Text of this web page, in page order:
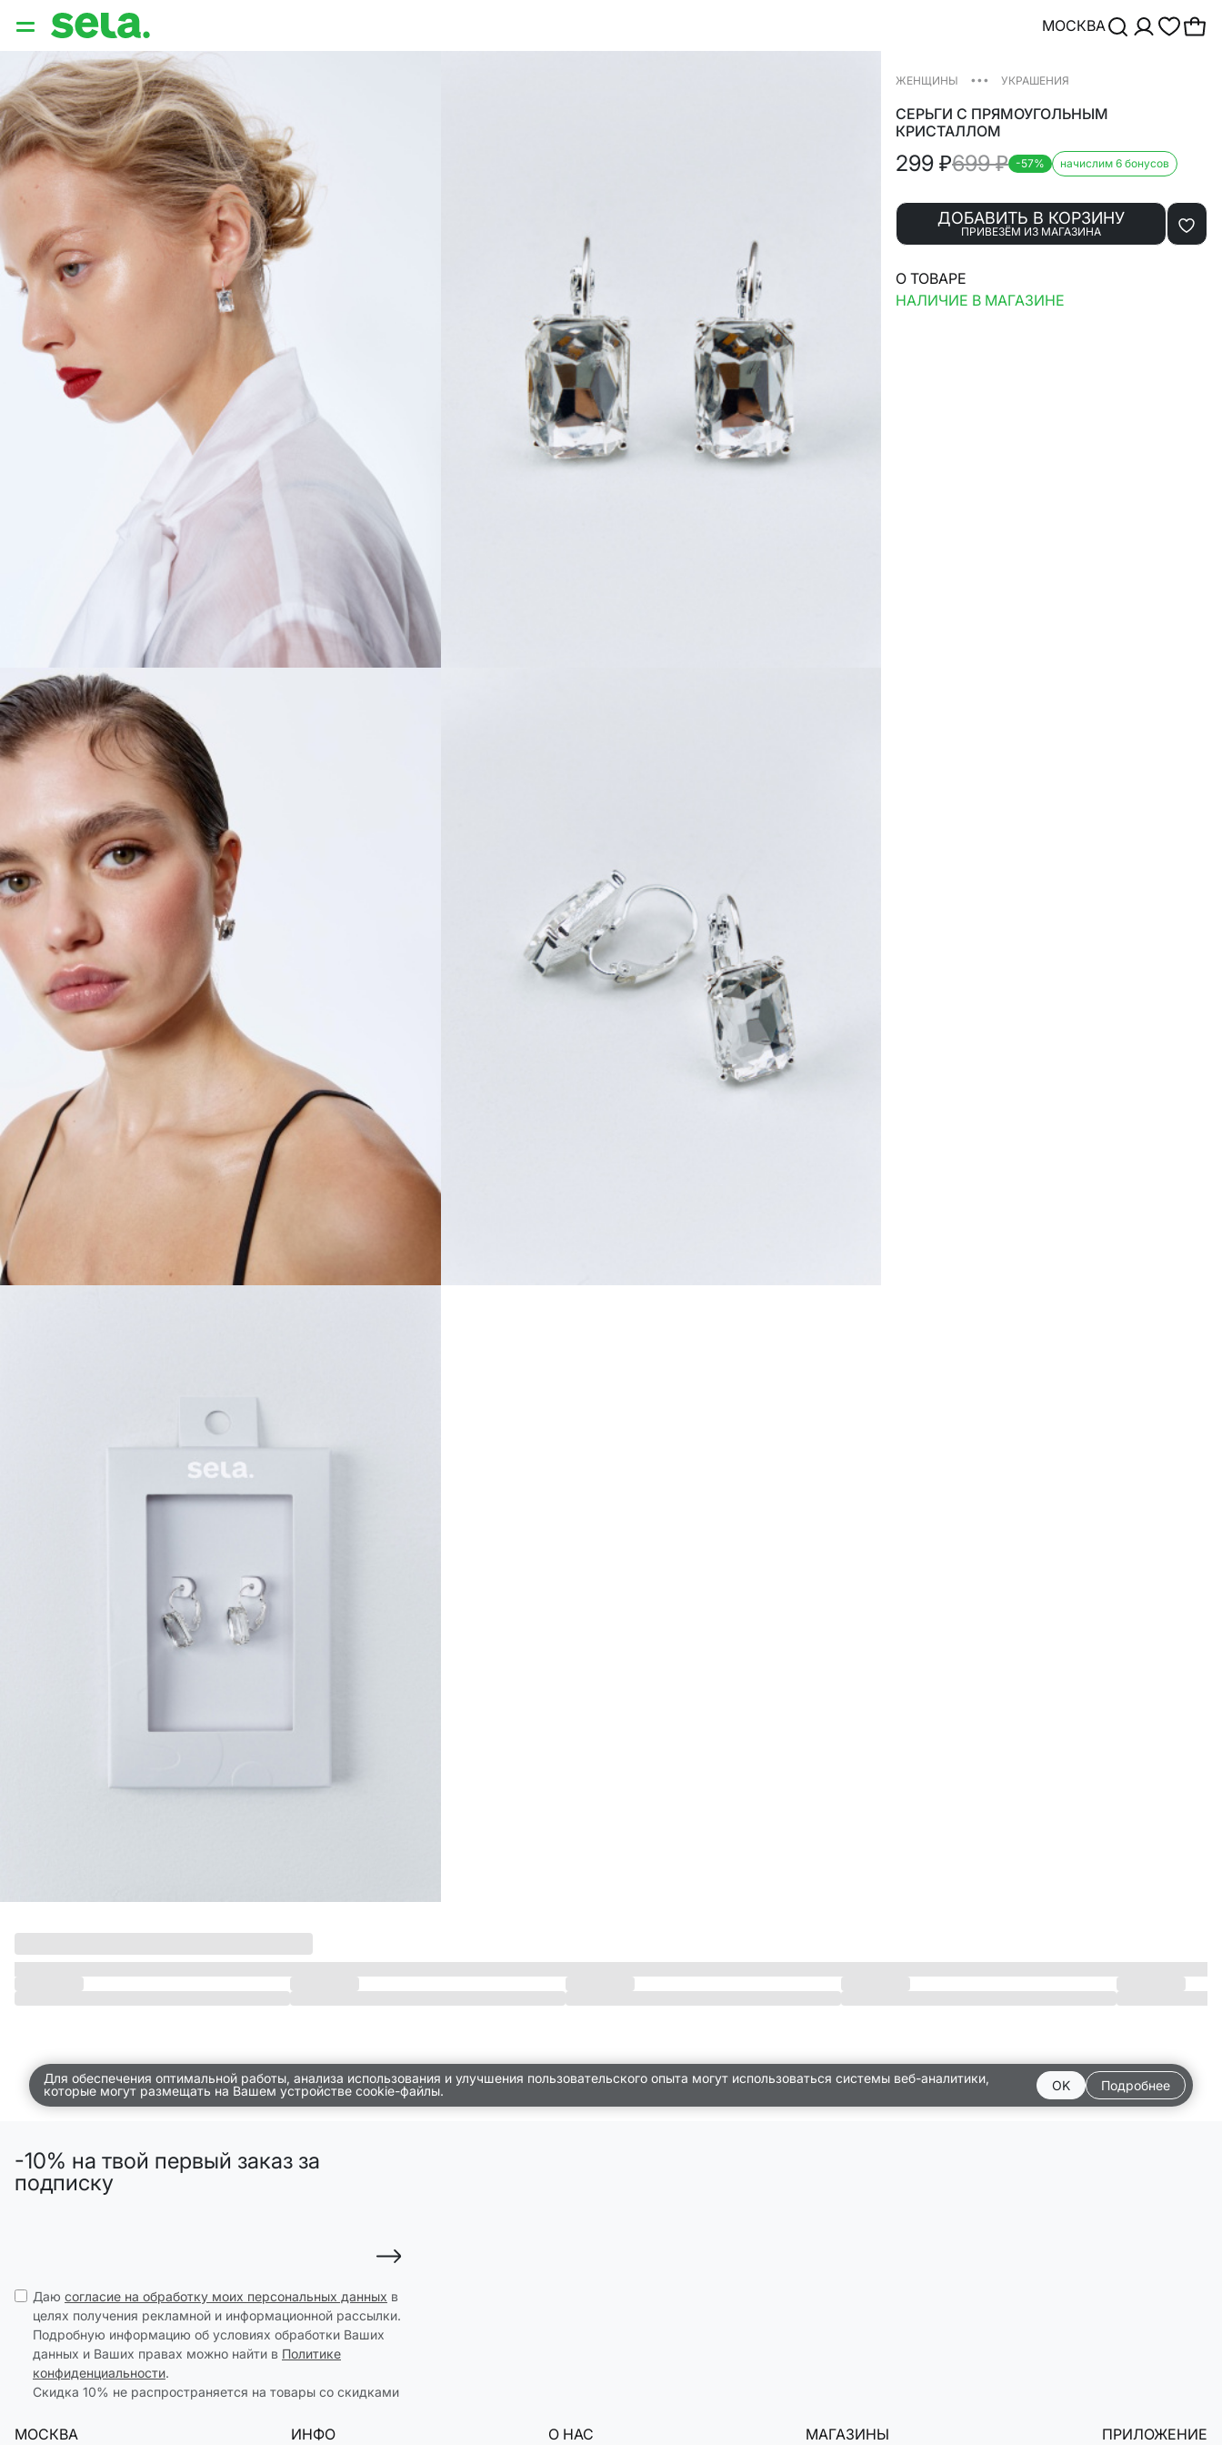
МОСКВА
{{ QUERY }}
популярные запросы
ЖенщиныДевушкиМужчиныДетиДом
АРХИТЕКТУРА ОБРАЗА
THE ‘90S. OFFICE
НОВИНКИ
ОДЕЖДА
АКСЕССУАРЫ
ОБУВЬ
ПРИМЕРИТЬ ОНЛАЙН
НАТУРАЛЬНЫЕ ТКАНИ
СКОРО В ПРОДАЖЕ
РАСПРОДАЖА ДО -60%
ЛУКБУКИ
ПОДАРОЧНЫЕ СЕРТИФИКАТЫ
WINX CLUB
КЛУБ 12:00
HELLO, ТРОПИКИ
НОВИНКИ
АКСЕССУАРЫ
SELA × МАЛЕНЬКИЙ ПРИНЦ
ПРИМЕРИТЬ ОНЛАЙН
SELA × HELLO KITTY
ДЕНИМ
СКОРО В ПРОДАЖЕ
РАСПРОДАЖА ДО -60%
ЛУКБУКИ
ПОДАРОЧНЫЕ СЕРТИФИКАТЫ
НА СЛУЧАЙ ПОНЕДЕЛЬНИКА
КОНСТРУКТОР ГАРДЕРОБА
НОВИНКИ
ОДЕЖДА
АКСЕССУАРЫ
ОБУВЬ
SELA × МАЛЕНЬКИЙ ПРИНЦновое
КУПАЛЬНЫЙ СЕЗОН
ПОСУДА
ДЕКОР
АРОМАТЫ ДЛЯ ДОМА
ХРАНЕНИЕ
КАНЦЕЛЯРИЯ
ПО КОМНАТАМ
СКОРО В ПРОДАЖЕ
РАСПРОДАЖА ДО -50%
магазины
доставка
инфо
ЖЕНЩИНЫ ••• УКРАШЕНИЯ
СЕРЬГИ С ПРЯМОУГОЛЬНЫМ
КРИСТАЛЛОМ
299 ₽699₽ -57% начислим 6 бонусов
ДОБАВИТЬ В КОРЗИНУ
ПРИВЕЗЁМ ИЗ МАГАЗИНА
О ТОВАРЕ
НАЛИЧИЕ В МАГАЗИНЕ
Для обеспечения оптимальной работы, анализа использования и улучшения пользовательского опыта могут использоваться системы веб-аналитики,
которые могут размещать на Вашем устройстве cookie-файлы.
OK Подробнее
-10% на твой первый заказ за
подписку
Даю согласие на обработку моих персональных данных в
целях получения рекламной и информационной рассылки.
Подробную информацию об условиях обработки Ваших
данных и Ваших правах можно найти в Политике
конфиденциальности.
Скидка 10% не распространяется на товары со скидками
МОСКВА ИНФО О НАС МАГАЗИНЫ ПРИЛОЖЕНИЕ